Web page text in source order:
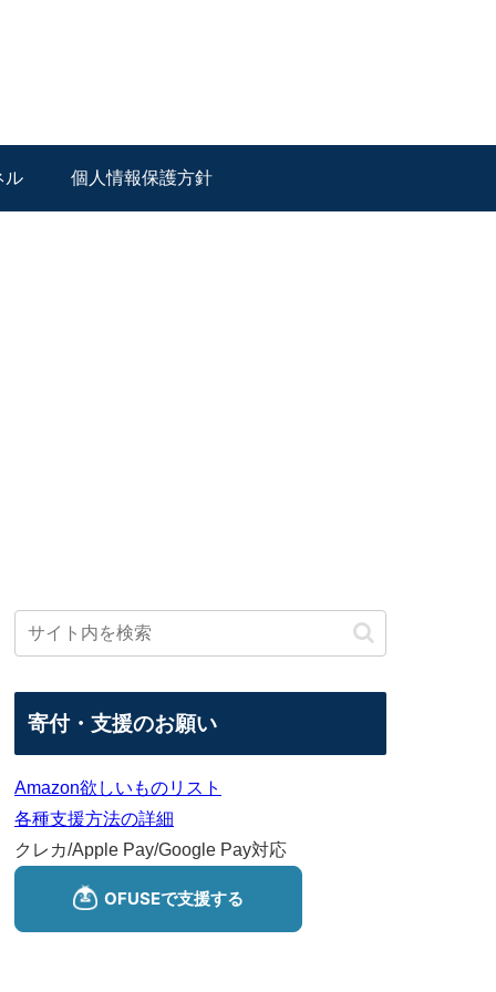
ル 個人情報保護方針
寄付・支援のお願い
Amazon欲しいものリスト
各種支援方法の詳細
クレカ/Apple Pay/Google Pay対応